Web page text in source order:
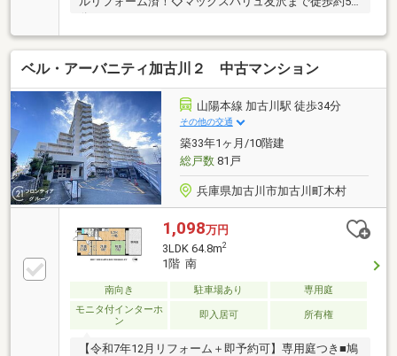
ベル・アーバニティ加古川２ 中古マンション
山陽本線 加古川駅 徒歩34分
その他の交通
築33年1ヶ月/10階建
総戸数81戸
兵庫県加古川市加古川町木村
1,098万円
3LDK 64.8m2
1階 南
南向き 駐車場あり
専用庭
モニタ付インターホ
ン
即入居可 所有権
【令和7年12月リフォーム＋即予約可】専用庭つき■鳩